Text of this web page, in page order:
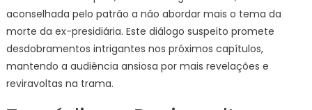
aconselhada pelo patrão a não abordar mais o tema da
morte da ex-presidiária. Este diálogo suspeito promete
desdobramentos intrigantes nos próximos capítulos,
mantendo a audiência ansiosa por mais revelações e
reviravoltas na trama.